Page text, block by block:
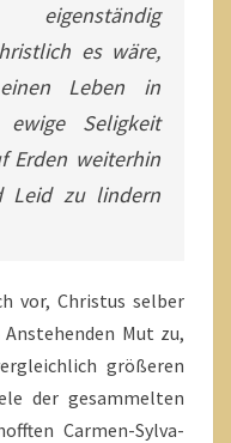
es wäre,
Leben in
Seligkeit
Erden weiterhin
Leid zu lindern
vor, Christus selber
Mut zu,
größeren
der gesammelten
Carmen-Sylva-